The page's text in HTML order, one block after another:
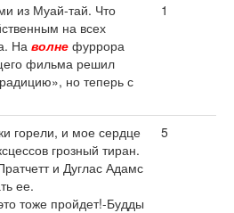
из Муай-тай. Что
на всех
На волне фуррора
фильма решил
но теперь с
1
горели, и мое сердце
грозный тиран.
и Дуглас Адамс
ее.
тоже пройдет!-Будды
5